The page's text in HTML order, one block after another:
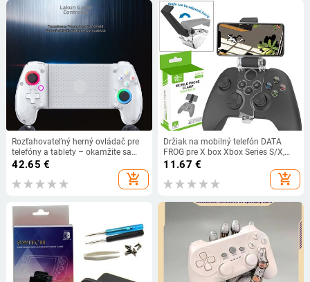
Rozťahovateľný herný ovládač pre
telefóny a tablety – okamžite sa
mení na prenosnú konzolu;
Bluetooth, Type-C, vibrácie, ABS;
kompatibilný s Androidom, iOS,
42.65 €
add_shopping_cart
Držiak na mobilný telefón DATA
FROG pre X box Xbox Series S/X,
nastaviteľný držiak pre ovládač
11.67 €
add_shopping_cart